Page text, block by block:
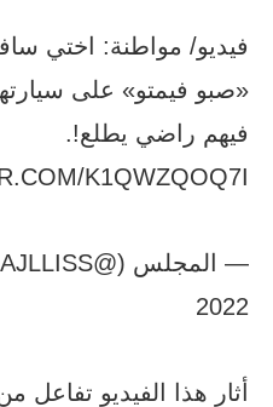
فيديو/ مواطنة: اختي
«صبو فيمتو» على
فيهم راضي يطلع!.
K1QWZQOQ7I
2022
أثار هذا الفيديو تفاعل